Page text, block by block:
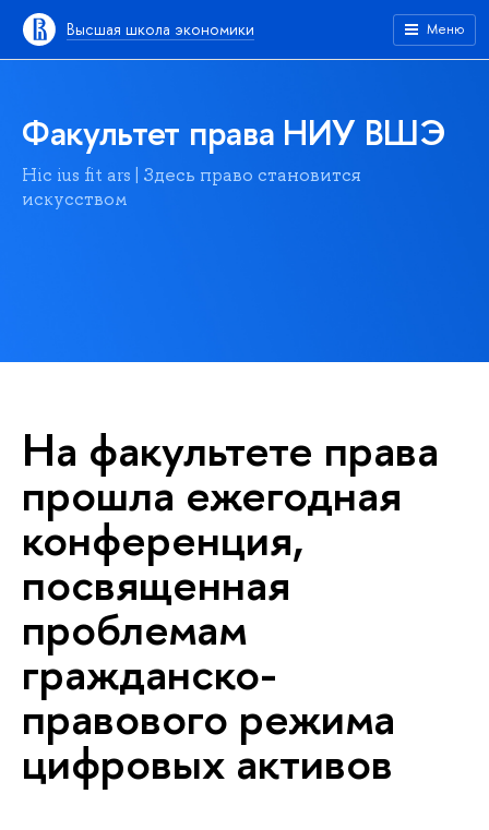
Высшая школа экономики Меню
Факультет права НИУ ВШЭ
Hic ius fit ars | Здесь право становится
искусством
На факультете права
прошла ежегодная
конференция,
посвященная
проблемам
гражданско-
правового режима
цифровых активов